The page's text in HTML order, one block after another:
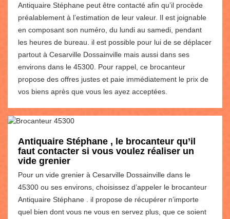
Antiquaire Stéphane peut être contacté afin qu’il procède
préalablement à l’estimation de leur valeur. Il est joignable
en composant son numéro, du lundi au samedi, pendant
les heures de bureau. il est possible pour lui de se déplacer
partout à Cesarville Dossainville mais aussi dans ses
environs dans le 45300. Pour rappel, ce brocanteur
propose des offres justes et paie immédiatement le prix de
vos biens après que vous les ayez acceptées.
Antiquaire Stéphane , le brocanteur qu’il
faut contacter si vous voulez réaliser un
vide grenier
Pour un vide grenier à Cesarville Dossainville dans le
45300 ou ses environs, choisissez d’appeler le brocanteur
Antiquaire Stéphane . il propose de récupérer n’importe
quel bien dont vous ne vous en servez plus, que ce soient